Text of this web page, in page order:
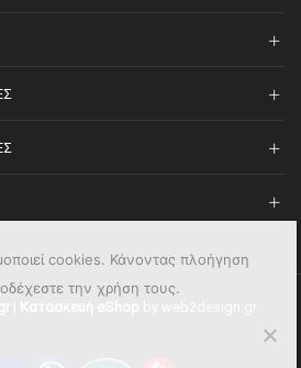
cookies. Κάνοντας πλοήγηση
την χρήση τους.